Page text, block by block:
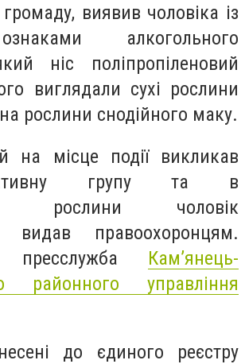
виявив чоловіка із
алкогольного
ніс поліпропіленовий
виглядали сухі рослини
рослини снодійного маку.
на місце події викликав
групу та в
рослини чоловік
видав правоохоронцям.
пресслужба Кам’янець-
районного управління
до єдиного реєстру